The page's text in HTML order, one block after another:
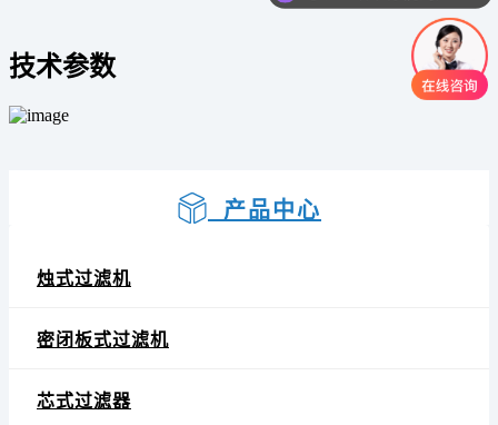
技术参数
产品中心
烛式过滤机
密闭板式过滤机
芯式过滤器